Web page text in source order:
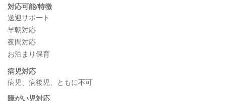
対応可能/特徴
送迎サポート
早朝対応
夜間対応
お泊まり保育
病児対応
病児、病後児、ともに不可
障がい児対応